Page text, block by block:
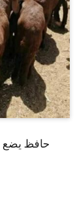
حافظ يضع